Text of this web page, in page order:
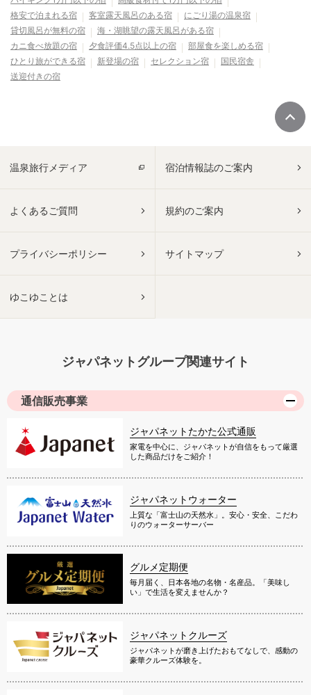
格安で泊まれる宿
客室露天風呂のある宿
にごり湯の温泉宿
貸切風呂が無料の宿
海・湖眺望の露天風呂がある宿
カニ食べ放題の宿
夕食評価4.5点以上の宿
部屋食を楽しめる宿
ひとり旅ができる宿
新登場の宿 セレクション宿
国民宿舎
送迎付きの宿
温泉旅行メディア 宿泊情報誌のご案内
よくあるご質問 規約のご案内
プライバシーポリシー サイトマップ
ゆこゆことは
ジャパネットグループ関連サイト
通信販売事業
ジャパネットたかた公式通販
家電を中心に、ジャパネットが自信をもって厳選
した商品だけをご紹介！
ジャパネットウォーター
上質な「富士山の天然水」。安心・安全、こだわ
りのウォーターサーバー
グルメ定期便
毎月届く、日本各地の名物・名産品。「美味し
い」で生活を変えませんか？
ジャパネットクルーズ
ジャパネットが磨き上げたおもてなしで、感動の
豪華クルーズ体験を。